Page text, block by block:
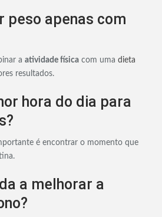
peso apenas com
a atividade física com uma dieta
resultados.
hora do dia para
é encontrar o momento que
a melhorar a